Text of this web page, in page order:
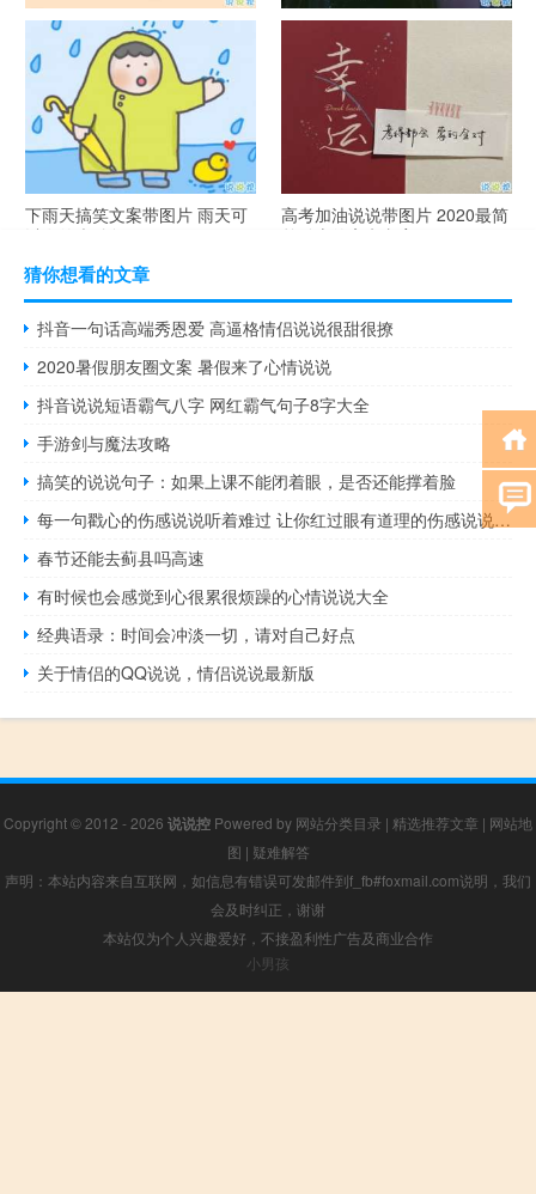
谐音梗土味情话大全带图片 油
腻搞笑的土味情话
很酷的霸气句子带图片 最新霸
气说说高冷范
下雨天搞笑文案带图片 雨天可
以发的幽默句子
高考加油说说带图片 2020最简
单励志的高考文案
猜你想看的文章
抖音一句话高端秀恩爱 高逼格情侣说说很甜很撩
2020暑假朋友圈文案 暑假来了心情说说
抖音说说短语霸气八字 网红霸气句子8字大全
手游剑与魔法攻略
搞笑的说说句子：如果上课不能闭着眼，是否还能撑着脸
每一句戳心的伤感说说听着难过 让你红过眼有道理的伤感说说大全
春节还能去蓟县吗高速
有时候也会感觉到心很累很烦躁的心情说说大全
经典语录：时间会冲淡一切，请对自己好点
关于情侣的QQ说说，情侣说说最新版
Copyright © 2012 - 2026 说说控 Powered by 网站分类目录 | 精选推荐文章 | 网站地
图 | 疑难解答
声明：本站内容来自互联网，如信息有错误可发邮件到f_fb#foxmail.com说明，我们
会及时纠正，谢谢
本站仅为个人兴趣爱好，不接盈利性广告及商业合作
小男孩